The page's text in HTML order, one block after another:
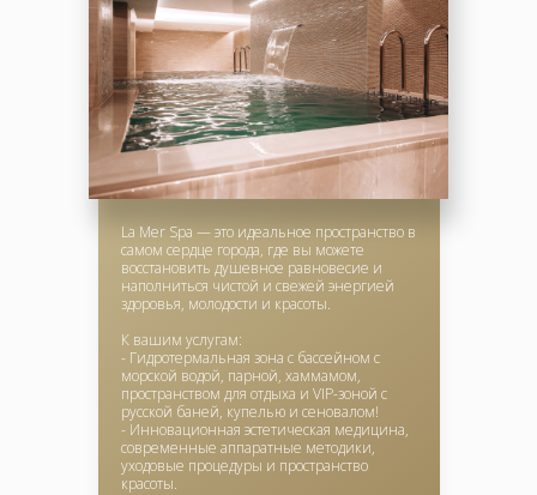
La Mer Spa — это идеальное пространство в
самом сердце города, где вы можете
восстановить душевное равновесие и
наполниться чистой и свежей энергией
здоровья, молодости и красоты.
К вашим услугам:
- Гидротермальная зона с бассейном с
морской водой, парной, хаммамом,
пространством для отдыха и VIP-зоной с
русской баней, купелью и сеновалом!
- Инновационная эстетическая медицина,
современные аппаратные методики,
уходовые процедуры и пространство
красоты.